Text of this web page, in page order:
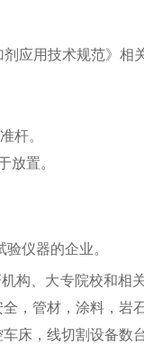
应用技术规范》相
杆。
放置。
仪器的企业。
构、大专院校和相
，管材，涂料，岩
床，线切割设备数